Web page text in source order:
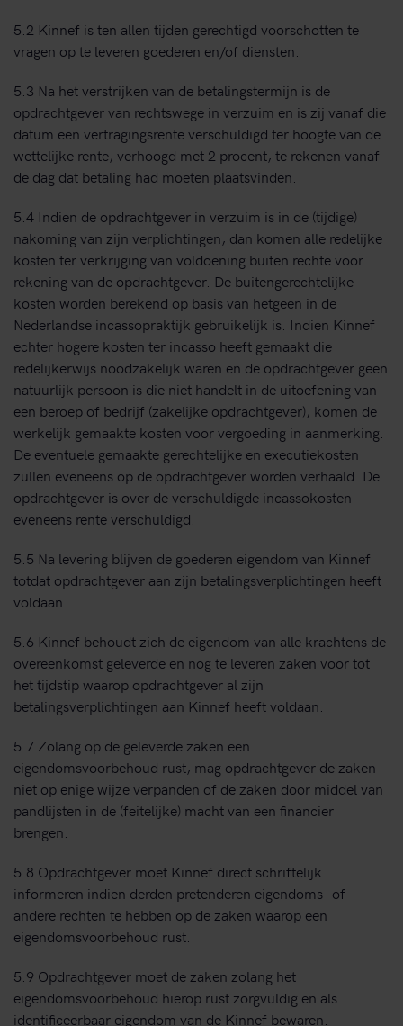
5.2 Kinnef is ten allen tijden gerechtigd voorschotten te
vragen op te leveren goederen en/of diensten.
5.3 Na het verstrijken van de betalingstermijn is de
opdrachtgever van rechtswege in verzuim en is zij vanaf die
datum een vertragingsrente verschuldigd ter hoogte van de
wettelijke rente, verhoogd met 2 procent, te rekenen vanaf
de dag dat betaling had moeten plaatsvinden.
5.4 Indien de opdrachtgever in verzuim is in de (tijdige)
nakoming van zijn verplichtingen, dan komen alle redelijke
kosten ter verkrijging van voldoening buiten rechte voor
rekening van de opdrachtgever. De buitengerechtelijke
kosten worden berekend op basis van hetgeen in de
Nederlandse incassopraktijk gebruikelijk is. Indien Kinnef
echter hogere kosten ter incasso heeft gemaakt die
redelijkerwijs noodzakelijk waren en de opdrachtgever geen
natuurlijk persoon is die niet handelt in de uitoefening van
een beroep of bedrijf (zakelijke opdrachtgever), komen de
werkelijk gemaakte kosten voor vergoeding in aanmerking.
De eventuele gemaakte gerechtelijke en executiekosten
zullen eveneens op de opdrachtgever worden verhaald. De
opdrachtgever is over de verschuldigde incassokosten
eveneens rente verschuldigd.
5.5 Na levering blijven de goederen eigendom van Kinnef
totdat opdrachtgever aan zijn betalingsverplichtingen heeft
voldaan.
5.6 Kinnef behoudt zich de eigendom van alle krachtens de
overeenkomst geleverde en nog te leveren zaken voor tot
het tijdstip waarop opdrachtgever al zijn
betalingsverplichtingen aan Kinnef heeft voldaan.
5.7 Zolang op de geleverde zaken een
eigendomsvoorbehoud rust, mag opdrachtgever de zaken
niet op enige wijze verpanden of de zaken door middel van
pandlijsten in de (feitelijke) macht van een financier
brengen.
5.8 Opdrachtgever moet Kinnef direct schriftelijk
informeren indien derden pretenderen eigendoms- of
andere rechten te hebben op de zaken waarop een
eigendomsvoorbehoud rust.
5.9 Opdrachtgever moet de zaken zolang het
eigendomsvoorbehoud hierop rust zorgvuldig en als
identificeerbaar eigendom van de Kinnef bewaren.